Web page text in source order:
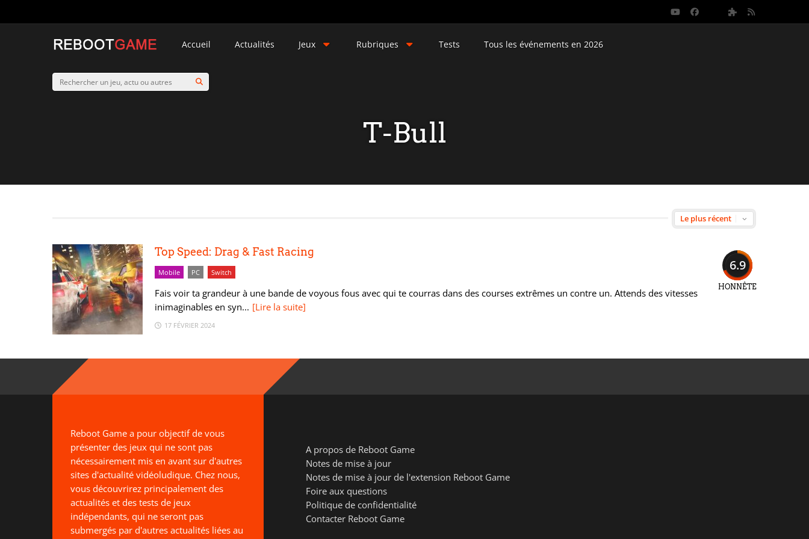
Accueil Actualités Jeux Rubriques Tests Tous les événements en 2026
T-Bull
6.9
HONNÊTE
Top Speed: Drag & Fast Racing
Mobile PC Switch
Fais voir ta grandeur à une bande de voyous fous avec qui te courras dans des courses extrêmes un contre un. Attends des vitesses
inimaginables en syn... [Lire la suite]
17 FÉVRIER 2024
Reboot Game a pour objectif de vous
présenter des jeux qui ne sont pas
nécessairement mis en avant sur d'autres
sites d'actualité vidéoludique. Chez nous,
vous découvrirez principalement des
actualités et des tests de jeux
indépendants, qui ne seront pas
submergés par d'autres actualités liées au
A propos de Reboot Game
Notes de mise à jour
Notes de mise à jour de l'extension Reboot Game
Foire aux questions
Politique de confidentialité
Contacter Reboot Game